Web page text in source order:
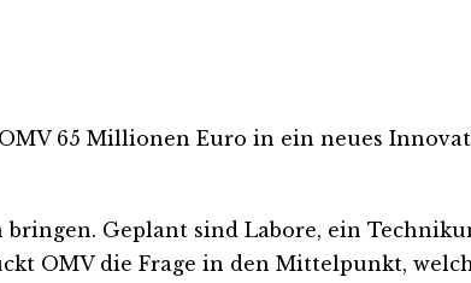
65 Millionen Euro in ein neues
Geplant sind Labore, ein
OMV die Frage in den Mittelpunkt,